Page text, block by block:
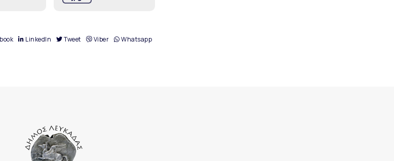
LinkedIn Tweet Viber Whatsapp